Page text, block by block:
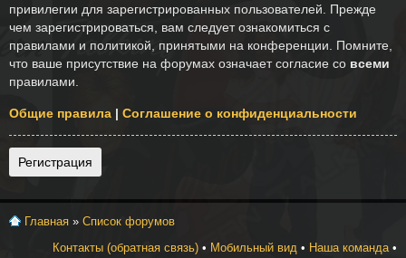
привилегии для зарегистрированных пользователей. Прежде
чем зарегистрироваться, вам следует ознакомиться с
правилами и политикой, принятыми на конференции. Помните,
что ваше присутствие на форумах означает согласие со всеми
правилами.
Общие правила | Соглашение о конфиденциальности
Регистрация
Главная » Список форумов
Контакты (обратная связь) • Мобильный вид • Наша команда •